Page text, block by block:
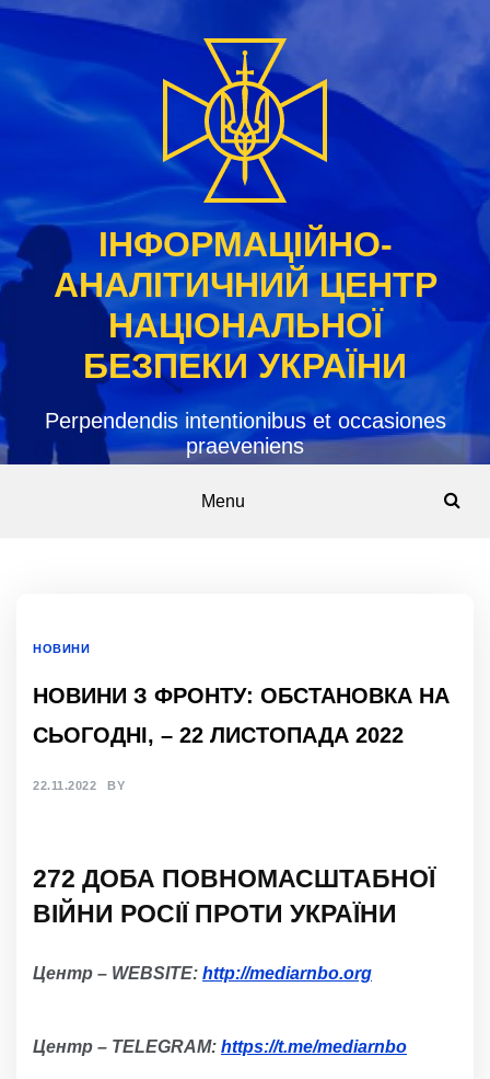
Skip
content
ІНФОРМАЦІЙНО-
АНАЛІТИЧНИЙ ЦЕНТР
НАЦІОНАЛЬНОЇ
БЕЗПЕКИ УКРАЇНИ
Perpendendis intentionibus et occasiones
praeveniens
Menu
НОВИНИ
НОВИНИ З ФРОНТУ: ОБСТАНОВКА НА
СЬОГОДНІ, – 22 ЛИСТОПАДА 2022
22.11.2022 BY
272 ДОБА ПОВНОМАСШТАБНОЇ
ВІЙНИ РОСІЇ ПРОТИ УКРАЇНИ
Центр – WEBSITE: http://mediarnbo.org
Центр – TELEGRAM: https://t.me/mediarnbo